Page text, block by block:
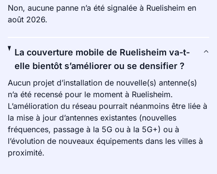
Non, aucune panne n’a été signalée à Ruelisheim en
août 2026.
La couverture mobile de Ruelisheim va-t-
elle bientôt s’améliorer ou se densifier ?
Aucun projet d’installation de nouvelle(s) antenne(s)
n’a été recensé pour le moment à Ruelisheim.
L’amélioration du réseau pourrait néanmoins être liée à
la mise à jour d’antennes existantes (nouvelles
fréquences, passage à la 5G ou à la 5G+) ou à
l’évolution de nouveaux équipements dans les villes à
proximité.